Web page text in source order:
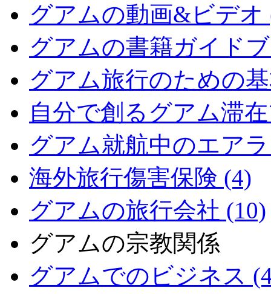
グアムの動画&ビデオ
グアムの書籍ガイド
グアム旅行のための
自分で創るグアム滞
グアム就航中のエア
海外旅行傷害保険 (4)
グアムの旅行会社 (10)
グアムの宗教関係
グアムでのビジネス